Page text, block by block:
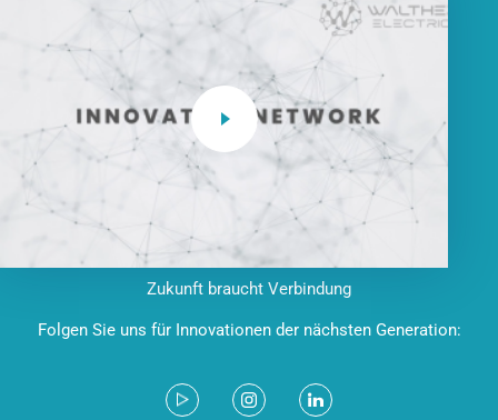
Zukunft braucht Verbindung
Folgen Sie uns für Innovationen der nächsten Generation: